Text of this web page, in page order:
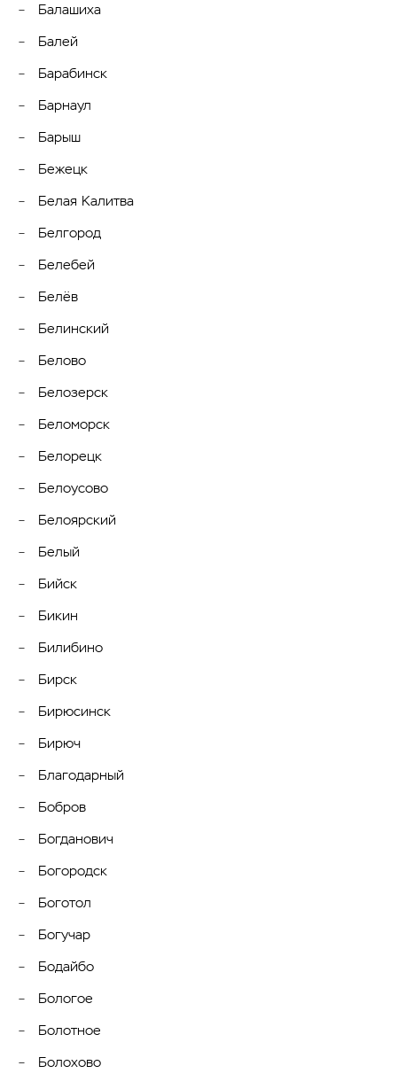
Балашиха
Балей
Барабинск
Барнаул
Барыш
Бежецк
Белая Калитва
Белгород
Белебей
Белёв
Белинский
Белово
Белозерск
Беломорск
Белорецк
Белоусово
Белоярский
Белый
Бийск
Бикин
Билибино
Бирск
Бирюсинск
Бирюч
Благодарный
Бобров
Богданович
Богородск
Боготол
Богучар
Бодайбо
Бологое
Болотное
Болохово